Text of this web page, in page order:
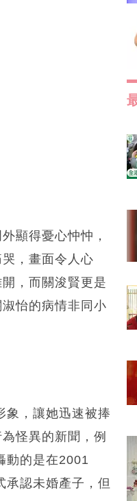
顯得憂心忡忡，
，畫面令人心
，而關浚賢更是
怡的病情非同小
象，讓她迅速被捧
怪異的新聞，例
動的是在2001
承認未婚產子，但